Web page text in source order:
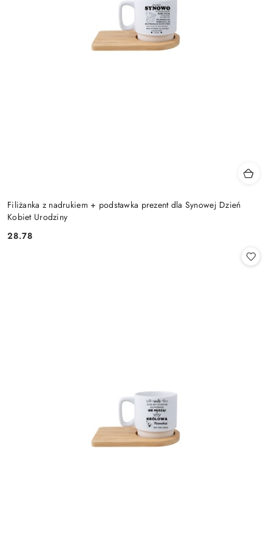
Filiżanka z nadrukiem + podstawka prezent dla Synowej Dzień
Kobiet Urodziny
Cena:
28.78